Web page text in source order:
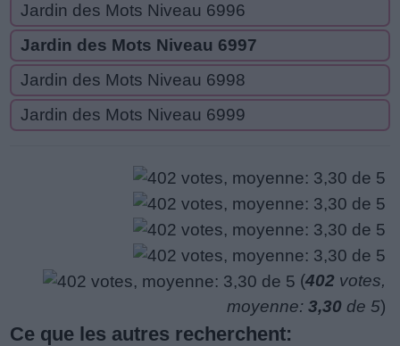
Jardin des Mots Niveau 6996
Jardin des Mots Niveau 6997
Jardin des Mots Niveau 6998
Jardin des Mots Niveau 6999
(402 votes,
moyenne: 3,30 de 5)
Ce que les autres recherchent: